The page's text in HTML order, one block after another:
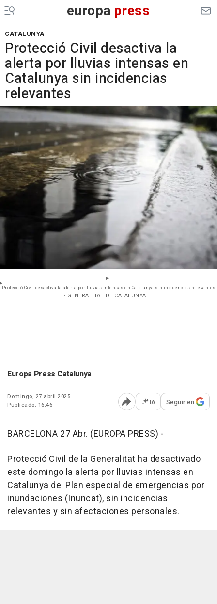
europa press
CATALUNYA
Protecció Civil desactiva la
alerta por lluvias intensas en
Catalunya sin incidencias
relevantes
Protecció Civil desactiva la alerta por lluvias intensas en Catalunya sin incidencias relevantes
- GENERALITAT DE CATALUNYA
Europa Press Catalunya
Domingo, 27 abril 2025
Publicado: 16:46
Abrir opciones para
IA Seguir en
BARCELONA 27 Abr. (EUROPA PRESS) -
Protecció Civil de la Generalitat ha desactivado
este domingo la alerta por lluvias intensas en
Catalunya del Plan especial de emergencias por
inundaciones (Inuncat), sin incidencias
relevantes y sin afectaciones personales.